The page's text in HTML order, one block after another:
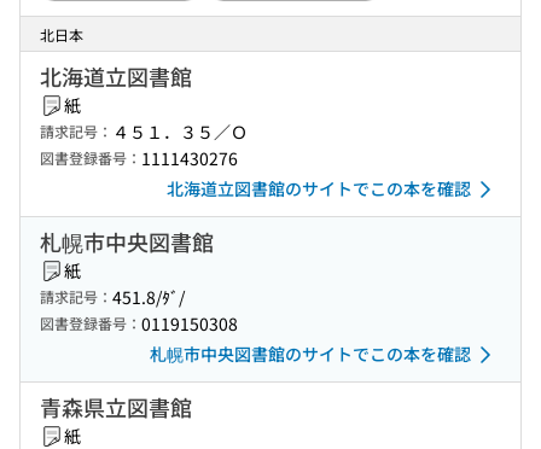
北日本
北海道立図書館
紙
請求記号： ４５１．３５／Ｏ
図書登録番号： 1111430276
北海道立図書館のサイトでこの本を確認
札幌市中央図書館
紙
請求記号： 451.8/ﾀﾞ/
図書登録番号： 0119150308
札幌市中央図書館のサイトでこの本を確認
青森県立図書館
紙